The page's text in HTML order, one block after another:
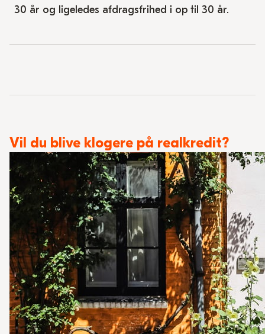
30 år og ligeledes afdragsfrihed i op til 30 år.
Vil du blive klogere på realkredit?